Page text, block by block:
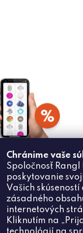
Chránime vaše
Spoločnosť
poskytovanie
Vašich
zásadného
internetových
Kliknutím na